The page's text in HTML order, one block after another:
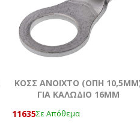
ΚΟΣΣ ΑΝΟΙΧΤΟ (ΟΠΗ
ΓΙΑ ΚΑΛΩΔΙΟ 16MM
11635Σε Απόθεμα